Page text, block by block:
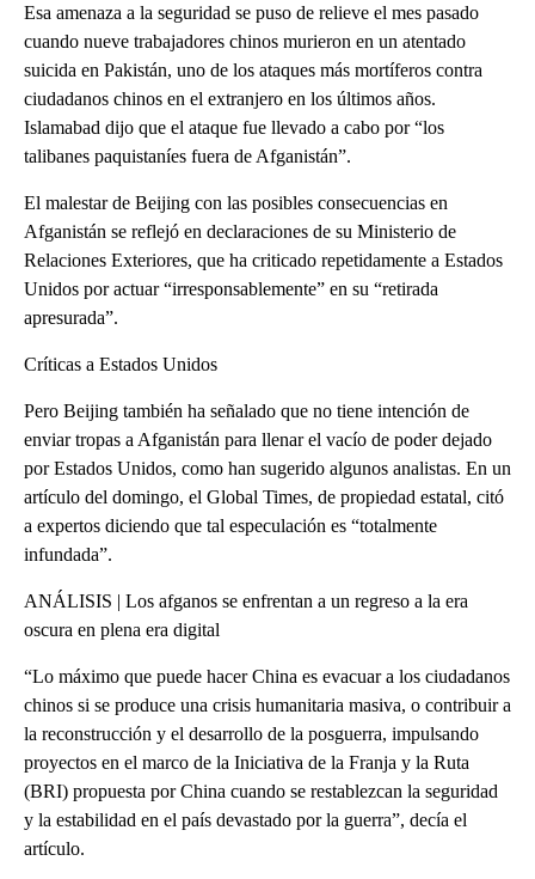
Esa amenaza a la seguridad se puso de relieve el mes pasado
cuando nueve trabajadores chinos murieron en un atentado
suicida en Pakistán, uno de los ataques más mortíferos contra
ciudadanos chinos en el extranjero en los últimos años.
Islamabad dijo que el ataque fue llevado a cabo por “los
talibanes paquistaníes fuera de Afganistán”.
El malestar de Beijing con las posibles consecuencias en
Afganistán se reflejó en declaraciones de su Ministerio de
Relaciones Exteriores, que ha criticado repetidamente a Estados
Unidos por actuar “irresponsablemente” en su “retirada
apresurada”.
Críticas a Estados Unidos
Pero Beijing también ha señalado que no tiene intención de
enviar tropas a Afganistán para llenar el vacío de poder dejado
por Estados Unidos, como han sugerido algunos analistas. En un
artículo del domingo, el Global Times, de propiedad estatal, citó
a expertos diciendo que tal especulación es “totalmente
infundada”.
ANÁLISIS | Los afganos se enfrentan a un regreso a la era
oscura en plena era digital
“Lo máximo que puede hacer China es evacuar a los ciudadanos
chinos si se produce una crisis humanitaria masiva, o contribuir a
la reconstrucción y el desarrollo de la posguerra, impulsando
proyectos en el marco de la Iniciativa de la Franja y la Ruta
(BRI) propuesta por China cuando se restablezcan la seguridad
y la estabilidad en el país devastado por la guerra”, decía el
artículo.